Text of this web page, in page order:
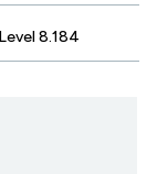
8.184